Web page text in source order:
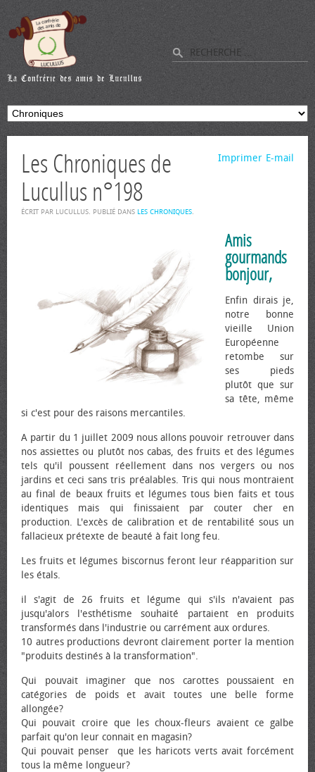
E-mail
Imprimer
Les Chroniques de
Lucullus n°198
ÉCRIT PAR LUCULLUS. PUBLIÉ DANS LES CHRONIQUES.
Amis
gourmands
bonjour,
Enfin dirais je,
notre bonne
vieille Union
Européenne
retombe sur
ses pieds
plutôt que sur
sa tête, même
si c'est pour des raisons mercantiles.
A partir du 1 juillet 2009 nous allons pouvoir retrouver dans
nos assiettes ou plutôt nos cabas, des fruits et des légumes
tels qu'il poussent réellement dans nos vergers ou nos
jardins et ceci sans tris préalables. Tris qui nous montraient
au final de beaux fruits et légumes tous bien faits et tous
identiques mais qui finissaient par couter cher en
production. L'excès de calibration et de rentabilité sous un
fallacieux prétexte de beauté à fait long feu.
Les fruits et légumes biscornus feront leur réapparition sur
les étals.
il s'agit de 26 fruits et légume qui s'ils n'avaient pas
jusqu'alors l'esthétisme souhaité partaient en produits
transformés dans l'industrie ou carrément aux ordures.
10 autres productions devront clairement porter la mention
"produits destinés à la transformation".
Qui pouvait imaginer que nos carottes poussaient en
catégories de poids et avait toutes une belle forme
allongée?
Qui pouvait croire que les choux-fleurs avaient ce galbe
parfait qu'on leur connait en magasin?
Qui pouvait penser que les haricots verts avait forcément
tous la même longueur?